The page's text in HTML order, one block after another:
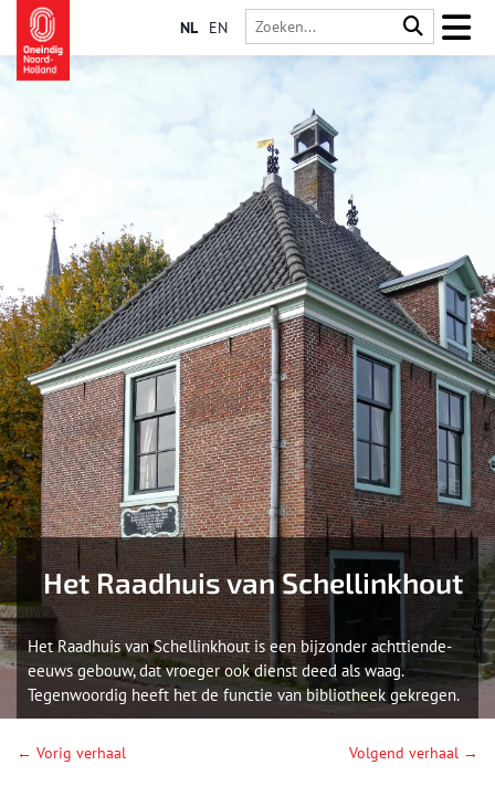
NL EN
Het Raadhuis van Schellinkhout
Het Raadhuis van Schellinkhout is een bijzonder achttiende-
eeuws gebouw, dat vroeger ook dienst deed als waag.
Tegenwoordig heeft het de functie van bibliotheek gekregen.
← Vorig verhaal Volgend verhaal →